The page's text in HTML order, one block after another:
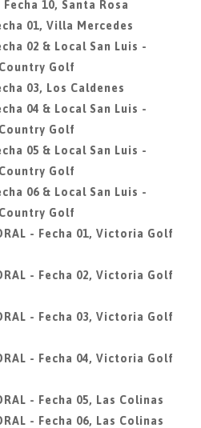
10, Santa Rosa
01, Villa Mercedes
02 & Local San Luis -
Golf
03, Los Caldenes
04 & Local San Luis -
Golf
05 & Local San Luis -
Golf
06 & Local San Luis -
Golf
- Fecha 01, Victoria Golf
- Fecha 02, Victoria Golf
- Fecha 03, Victoria Golf
- Fecha 04, Victoria Golf
- Fecha 05, Las Colinas
- Fecha 06, Las Colinas